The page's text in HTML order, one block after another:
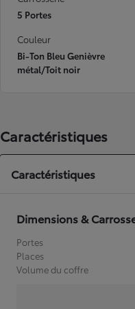
5 Portes
Couleur
Bi-Ton Bleu Genièvre
métal/Toit noir
Caractéristiques
Caractéristiques
Dimensions &
Portes
Places
Volume du coffre